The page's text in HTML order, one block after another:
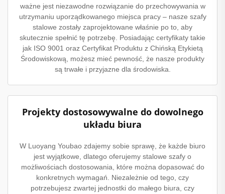
ważne jest niezawodne rozwiązanie do przechowywania w
utrzymaniu uporządkowanego miejsca pracy – nasze szafy
stalowe zostały zaprojektowane właśnie po to, aby
skutecznie spełnić tę potrzebę. Posiadając certyfikaty takie
jak ISO 9001 oraz Certyfikat Produktu z Chińską Etykietą
Środowiskową, możesz mieć pewność, że nasze produkty
są trwałe i przyjazne dla środowiska.
Projekty dostosowywalne do dowolnego
układu biura
W Luoyang Youbao zdajemy sobie sprawę, że każde biuro
jest wyjątkowe, dlatego oferujemy stalowe szafy o
możliwościach dostosowania, które można dopasować do
konkretnych wymagań. Niezależnie od tego, czy
potrzebujesz zwartej jednostki do małego biura, czy